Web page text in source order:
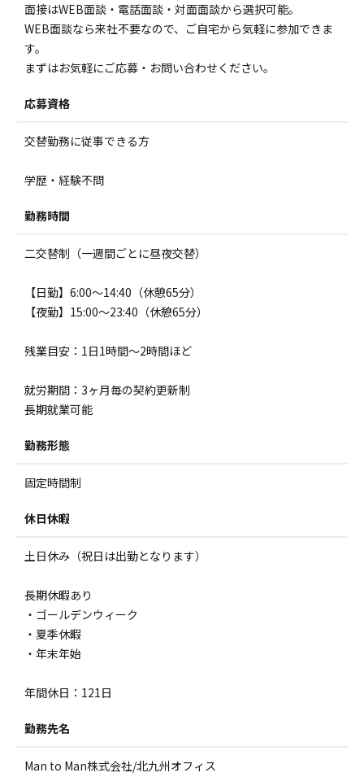
面接はWEB面談・電話面談・対面面談から選択可能。
WEB面談なら来社不要なので、ご自宅から気軽に参加できま
す。
まずはお気軽にご応募・お問い合わせください。
応募資格
交替勤務に従事できる方
学歴・経験不問
勤務時間
二交替制（一週間ごとに昼夜交替）
【日勤】6:00～14:40（休憩65分）
【夜勤】15:00～23:40（休憩65分）
残業目安：1日1時間～2時間ほど
就労期間：3ヶ月毎の契約更新制
長期就業可能
勤務形態
固定時間制
休日休暇
土日休み（祝日は出勤となります）
長期休暇あり
・ゴールデンウィーク
・夏季休暇
・年末年始
年間休日：121日
勤務先名
Man to Man株式会社/北九州オフィス